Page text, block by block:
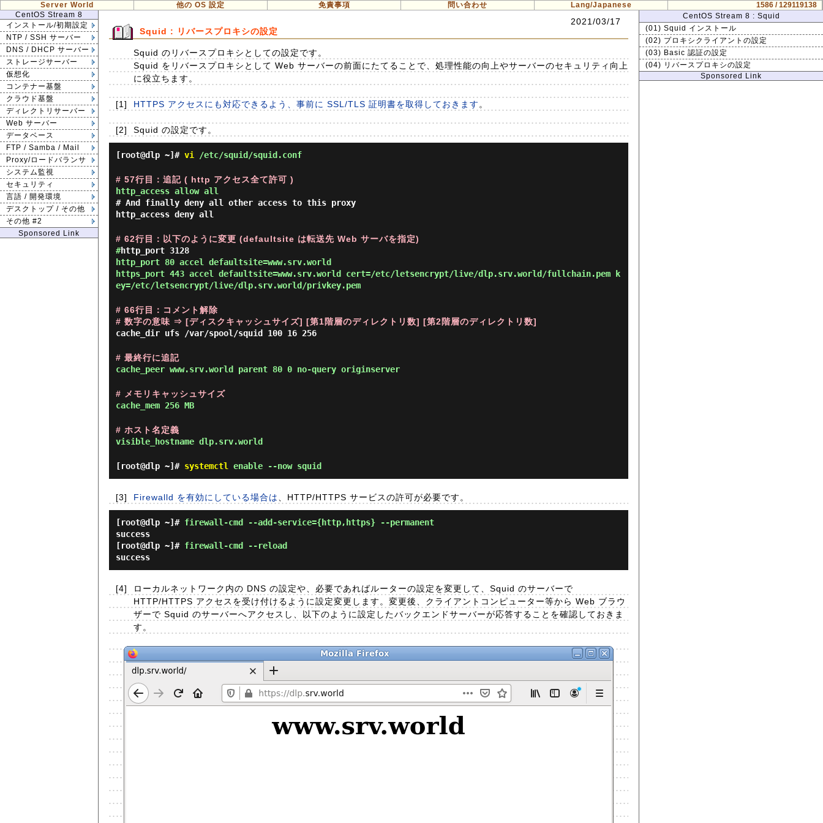
Server World 他の OS 設定 免責事項 問い合わせ Lang/Japanese
1586 / 129119138
CentOS Stream 8
インストール/初期設定
NTP / SSH サーバー
DNS / DHCP サーバー
ストレージサーバー
仮想化
コンテナー基盤
クラウド基盤
ディレクトリサーバー
Web サーバー
データベース
FTP / Samba / Mail
Proxy/ロードバランサ
システム監視
セキュリティ
言語 / 開発環境
デスクトップ / その他
その他 #2
Sponsored Link
Squid : リバースプロキシの設定
2021/03/17
Squid のリバースプロキシとしての設定です。
Squid をリバースプロキシとして Web サーバーの前面にたてることで、処理性能の向上やサーバーのセキュリティ向上
に役立ちます。
[1] HTTPS アクセスにも対応できるよう、事前に SSL/TLS 証明書を取得しておきます 。
[2] Squid の設定です。
[root@dlp ~]# vi /etc/squid/squid.conf
# 57行目：追記 ( http アクセス全て許可 )
http_access allow all
# And finally deny all other access to this proxy
http_access deny all
# 62行目：以下のように変更 (defaultsite は転送先 Web サーバを指定)
#http_port 3128
http_port 80 accel defaultsite=www.srv.world
https_port 443 accel defaultsite=www.srv.world cert=/etc/letsencrypt/live/dlp.srv.world/fullchain.pem k
ey=/etc/letsencrypt/live/dlp.srv.world/privkey.pem
# 66行目：コメント解除
# 数字の意味 ⇒ [ディスクキャッシュサイズ] [第1階層のディレクトリ数] [第2階層のディレクトリ数]
cache_dir ufs /var/spool/squid 100 16 256
# 最終行に追記
cache_peer www.srv.world parent 80 0 no-query originserver
# メモリキャッシュサイズ
cache_mem 256 MB
# ホスト名定義
visible_hostname dlp.srv.world
[root@dlp ~]# systemctl enable --now squid
[3] Firewalld を有効にしている場合は 、HTTP/HTTPS サービスの許可が必要です。
[root@dlp ~]# firewall-cmd --add-service={http,https} --permanent
success
[root@dlp ~]# firewall-cmd --reload
success
[4]
ローカルネットワーク内の DNS の設定や、必要であればルーターの設定を変更して、Squid のサーバーで
HTTP/HTTPS アクセスを受け付けるように設定変更します。変更後、クライアントコンピューター等から Web ブラウ
ザーで Squid のサーバーへアクセスし、以下のように設定したバックエンドサーバーが応答することを確認しておきま
す。
CentOS Stream 8 : Squid
(01) Squid インストール
(02) プロキシクライアントの設定
(03) Basic 認証の設定
(04) リバースプロキシの設定
Sponsored Link